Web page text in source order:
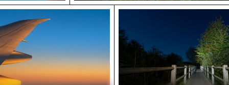
Manhattan, New York
gegen Abendhimmel während des Fluges
Sternennacht über dem